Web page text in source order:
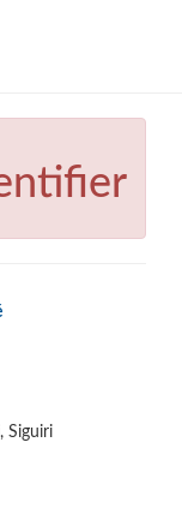
Siguiri